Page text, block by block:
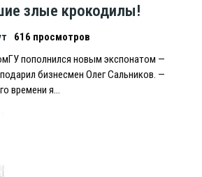
злые крокодилы!
616 просмотров
пополнился новым экспонатом —
бизнесмен Олег Сальников. —
времени я…